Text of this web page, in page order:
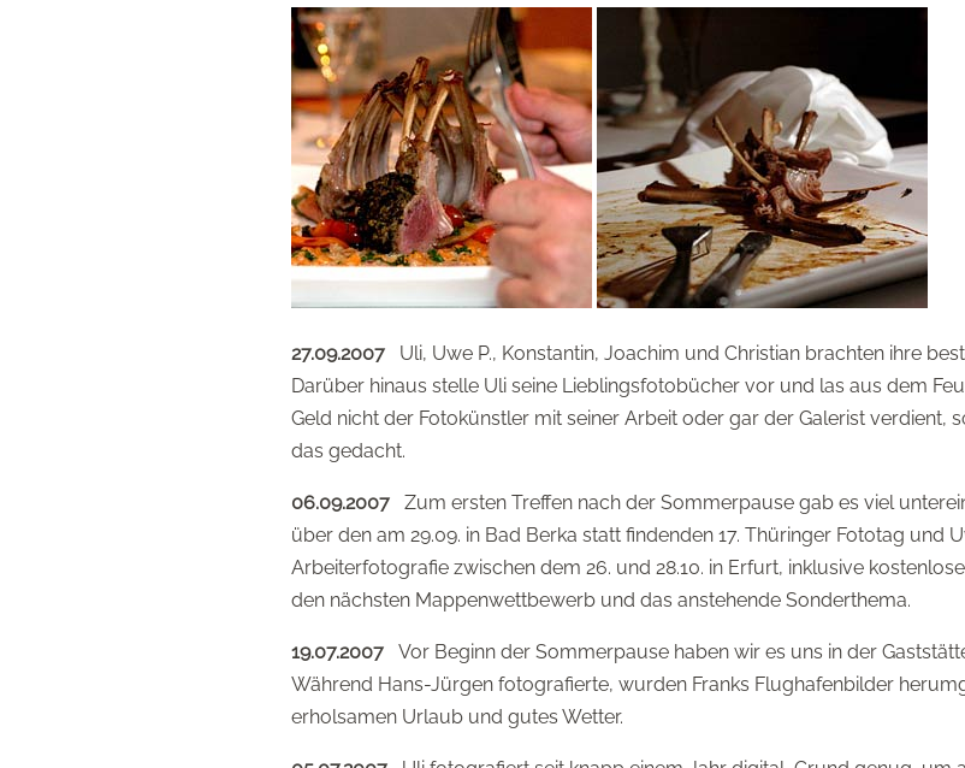
27.09.2007Uli, Uwe P., Konstantin, Joachim und Christian brachten ihre
Darüber hinaus stelle Uli seine Lieblingsfotobücher vor und las aus dem
Geld nicht der Fotokünstler mit seiner Arbeit oder gar der Galerist verdient,
das gedacht.
06.09.2007Zum ersten Treffen nach der Sommerpause gab es viel
über den am 29.09. in Bad Berka statt findenden 17. Thüringer Fototag und
Arbeiterfotografie zwischen dem 26. und 28.10. in Erfurt, inklusive
den nächsten Mappenwettbewerb und das anstehende Sonderthema.
19.07.2007Vor Beginn der Sommerpause haben wir es uns in der
Während Hans-Jürgen fotografierte, wurden Franks Flughafenbilder
erholsamen Urlaub und gutes Wetter.